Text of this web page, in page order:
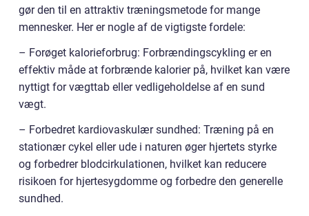
gør den til en attraktiv træningsmetode for mange
mennesker. Her er nogle af de vigtigste fordele:
– Forøget kalorieforbrug: Forbrændingscykling er en
effektiv måde at forbrænde kalorier på, hvilket kan være
nyttigt for vægttab eller vedligeholdelse af en sund
vægt.
– Forbedret kardiovaskulær sundhed: Træning på en
stationær cykel eller ude i naturen øger hjertets styrke
og forbedrer blodcirkulationen, hvilket kan reducere
risikoen for hjertesygdomme og forbedre den generelle
sundhed.